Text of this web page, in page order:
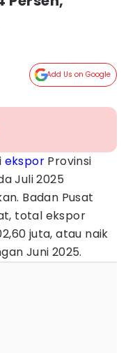
Add Us on Google
ekspor Provinsi
Juli 2025
Badan Pusat
total ekspor
juta, atau naik
Juni 2025.